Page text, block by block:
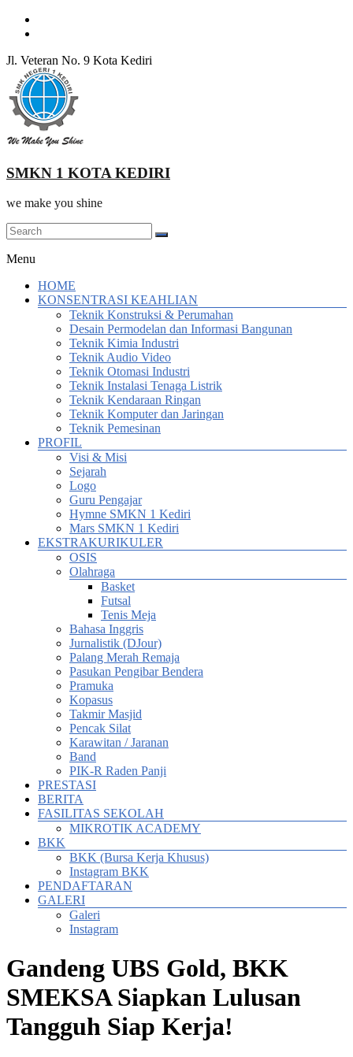
Skip
Jl. Veteran No. 9 Kota Kediri
SMKN 1 KOTA KEDIRI
we make you shine
Menu
HOME
KONSENTRASI KEAHLIAN
Teknik Konstruksi & Perumahan
Desain Permodelan dan Informasi Bangunan
Teknik Kimia Industri
Teknik Audio Video
Teknik Otomasi Industri
Teknik Instalasi Tenaga Listrik
Teknik Kendaraan Ringan
Teknik Komputer dan Jaringan
Teknik Pemesinan
PROFIL
Visi & Misi
Sejarah
Logo
Guru Pengajar
Hymne SMKN 1 Kediri
Mars SMKN 1 Kediri
EKSTRAKURIKULER
OSIS
Olahraga
Basket
Futsal
Tenis Meja
Bahasa Inggris
Jurnalistik (DJour)
Palang Merah Remaja
Pasukan Pengibar Bendera
Pramuka
Kopasus
Takmir Masjid
Pencak Silat
Karawitan / Jaranan
Band
PIK-R Raden Panji
PRESTASI
BERITA
FASILITAS SEKOLAH
MIKROTIK ACADEMY
BKK
BKK (Bursa Kerja Khusus)
Instagram BKK
PENDAFTARAN
GALERI
Galeri
Instagram
Gandeng UBS Gold, BKK
SMEKSA Siapkan Lulusan
Tangguh Siap Kerja!